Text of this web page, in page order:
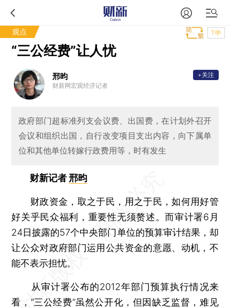
观点 T中
“三公经费”让人忧
邢昀
财新网宏观经济记者
+关注
政府部门超标准列支会议费、出国费，在计划外召开
会议和组织出国，自行改变项目支出内容，向下属单
位和其他单位转嫁行政费用等，时有发生
财新记者邢昀
财政资金，取之于民，用之于民，如何用好管
好关乎民众福利，重要性无须赘述。而审计署6月
24日披露的57个中央部门单位的预算审计结果，却
让公众对政府部门运用公共资金的意愿、动机，不
能不表示担忧。
从审计署公布的2012年部门预算执行情况来
看，“三公经费”虽然公开化，但因缺乏监督，难见